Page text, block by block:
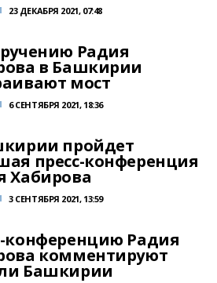
23 ДЕКАБРЯ 2021, 07:48
Радия
в Башкирии
мост
6 СЕНТЯБРЯ 2021, 18:36
пройдет
пресс-конференция
Хабирова
3 СЕНТЯБРЯ 2021, 13:59
конференцию Радия
комментируют
Башкирии